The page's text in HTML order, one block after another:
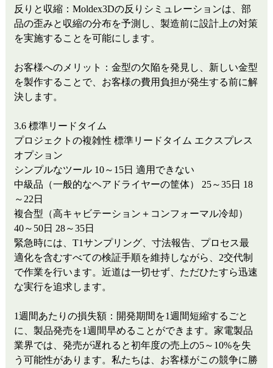
反りと収縮：Moldex3Dの反りシミュレーションは、部
品の歪みと収縮の分布を予測し、製造前に設計上の対策
を実施することを可能にします。
お客様へのメリット：金型の欠陥を発見し、新しい金型
を製作することで、お客様の費用負担が発生する前に解
決します。
3.6 標準リードタイム
プロジェクトの複雑性 標準リードタイム エクスプレス
オプション
シンプルなツール 10～15日 適用できない
中級品（一般的なヘアドライヤーの筐体）
25～35日 18
～22日
複合型（高キャビテーション＋コンフォーマル冷却）
40～50日 28～35日
緊急時には、T1サンプリング、寸法報告、プロセス最
適化を含むすべての検証手順を維持しながら、2交代制
で作業を行います。近道は一切せず、ただひたすら迅速
な実行を追求します。
1週間あたりの損失額：開発期間を1週間短縮するごと
に、製品発売を1週間早めることができます。家電製品
業界では、発売が遅れると初年度の売上の5～10%を失
う可能性があります。私たちは、お客様がこの競争に勝